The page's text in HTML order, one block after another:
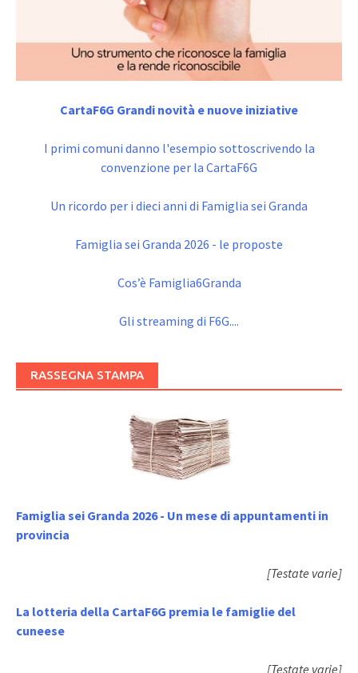
CartaF6G Grandi novità e nuove iniziative
I primi comuni danno l'esempio sottoscrivendo la
convenzione per la CartaF6G
Un ricordo per i dieci anni di Famiglia sei Granda
Famiglia sei Granda 2026 - le proposte
Cos’è Famiglia6Granda
Gli streaming di F6G....
RASSEGNA STAMPA
Famiglia sei Granda 2026 - Un mese di appuntamenti in
provincia
[Testate varie]
La lotteria della CartaF6G premia le famiglie del
cuneese
[Testate varie]